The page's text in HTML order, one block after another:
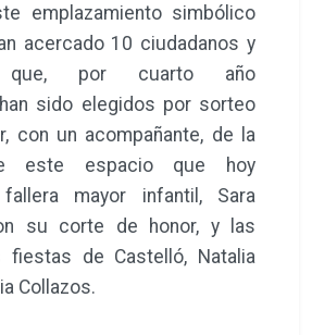
simbólico
acercado 10 ciudadanos y
que, por cuarto año
sido elegidos por sorteo
con un acompañante, de la
este espacio que hoy
mayor infantil, Sara
su corte de honor, y las
fiestas de Castelló, Natalia
Collazos.